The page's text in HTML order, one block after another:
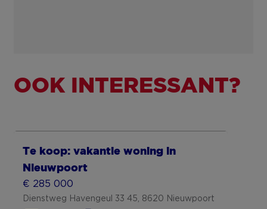
OOK INTERESSANT?
Te koop: vakantie woning in
Nieuwpoort
€ 285 000
Dienstweg Havengeul 33 45, 8620 Nieuwpoort